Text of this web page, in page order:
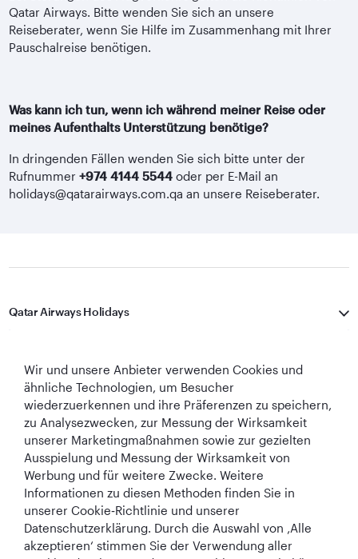
Qatar Airways. Bitte wenden Sie sich an unsere
Reiseberater, wenn Sie Hilfe im Zusammenhang mit Ihrer
Pauschalreise benötigen.
Was kann ich tun, wenn ich während meiner Reise oder
meines Aufenthalts Unterstützung benötige?
In dringenden Fällen wenden Sie sich bitte unter der
Rufnummer+974 4144 5544 oder per E-Mail an
holidays@qatarairways.com.qa an unsere Reiseberater.
Qatar Airways Holidays
In Verbindung bleiben
Best Airline in The
Middle East
World's Best
Airline
World's Best
Business Class
Business Class
Lounge
Wir und unsere Anbieter verwenden Cookies und
ähnliche Technologien, um Besucher
wiederzuerkennen und ihre Präferenzen zu speichern,
zu Analysezwecken, zur Messung der Wirksamkeit
unserer Marketingmaßnahmen sowie zur gezielten
Ausspielung und Messung der Wirksamkeit von
Werbung und für weitere Zwecke. Weitere
Informationen zu diesen Methoden finden Sie in
unserer Cookie‑Richtlinie und unserer
Datenschutzerklärung. Durch die Auswahl von ‚Alle
akzeptieren‘ stimmen Sie der Verwendung aller